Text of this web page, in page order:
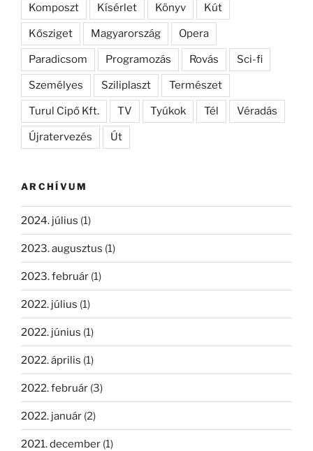
Komposzt Kísérlet Könyv Kút
Kősziget Magyarország Opera
Paradicsom Programozás Rovás Sci-fi
Személyes Sziliplaszt Természet
Turul Cipő Kft. TV Tyúkok Tél Véradás
Újratervezés Út
ARCHÍVUM
2024. július (1)
2023. augusztus (1)
2023. február (1)
2022. július (1)
2022. június (1)
2022. április (1)
2022. február (3)
2022. január (2)
2021. december (1)